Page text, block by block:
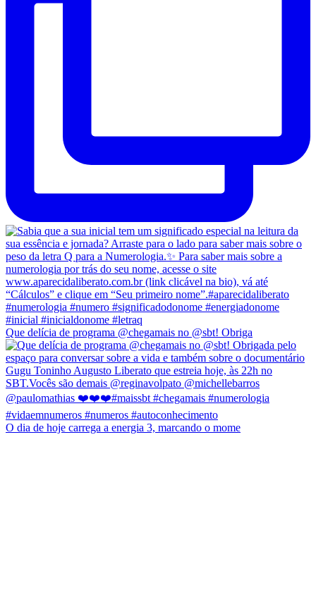
Que delícia de programa @chegamais no @sbt! Obriga
O dia de hoje carrega a energia 3, marcando o mome